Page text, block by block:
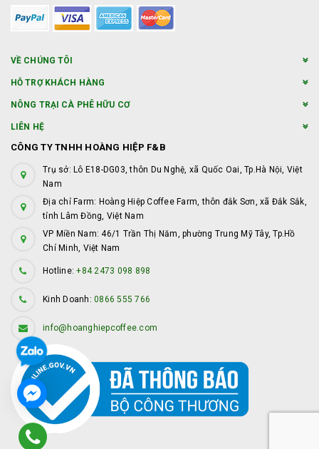
VỀ CHÚNG TÔI
HỖ TRỢ KHÁCH HÀNG
NÔNG TRẠI CÀ PHÊ HỮU CƠ
LIÊN HỆ
CÔNG TY TNHH HOÀNG HIỆP F&B
Trụ sở: Lô E18-DG03, thôn Du Nghệ, xã Quốc Oai, Tp.Hà Nội, Việt
Nam
Địa chỉ Farm: Hoàng Hiệp Coffee Farm, thôn đắk Sơn, xã Đắk Sắk,
tỉnh Lâm Đồng, Việt Nam
VP Miền Nam: 46/1 Trần Thị Năm, phường Trung Mỹ Tây, Tp.Hồ
Chí Minh, Việt Nam
Hotline:+84 2473 098 898
Kinh Doanh: 0866 555 766
info@hoanghiepcoffee.com